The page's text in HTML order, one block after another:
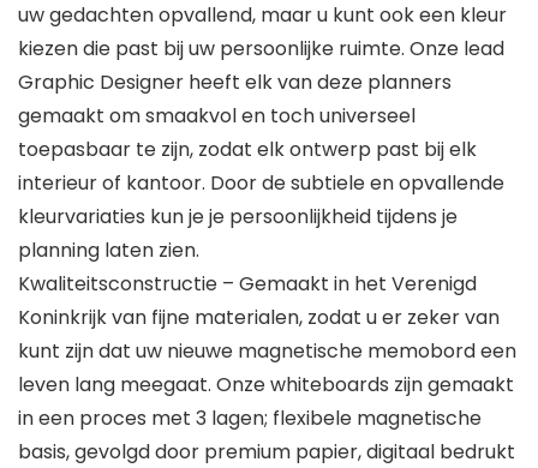
uw gedachten opvallend, maar u kunt ook een kleur
kiezen die past bij uw persoonlijke ruimte. Onze lead
Graphic Designer heeft elk van deze planners
gemaakt om smaakvol en toch universeel
toepasbaar te zijn, zodat elk ontwerp past bij elk
interieur of kantoor. Door de subtiele en opvallende
kleurvariaties kun je je persoonlijkheid tijdens je
planning laten zien.
Kwaliteitsconstructie – Gemaakt in het Verenigd
Koninkrijk van fijne materialen, zodat u er zeker van
kunt zijn dat uw nieuwe magnetische memobord een
leven lang meegaat. Onze whiteboards zijn gemaakt
in een proces met 3 lagen; flexibele magnetische
basis, gevolgd door premium papier, digitaal bedrukt